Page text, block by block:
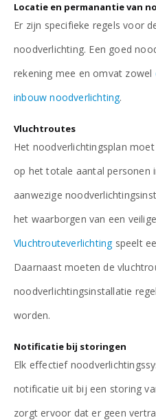
Locatie en permanantie van
Er zijn specifieke regels voor
noodverlichting. Een goed
rekening mee en omvat zowel
inbouw noodverlichting.
Vluchtroutes
Het noodverlichtingsplan
op het totale aantal personen
aanwezige
het waarborgen van een
Vluchtrouteverlichtingspeelt
Daarnaast moeten de
noodverlichtingsinstallatie
worden.
Notificatie bij storingen
Elk effectief
notificatie uit bij een storing
zorgt ervoor dat er geen